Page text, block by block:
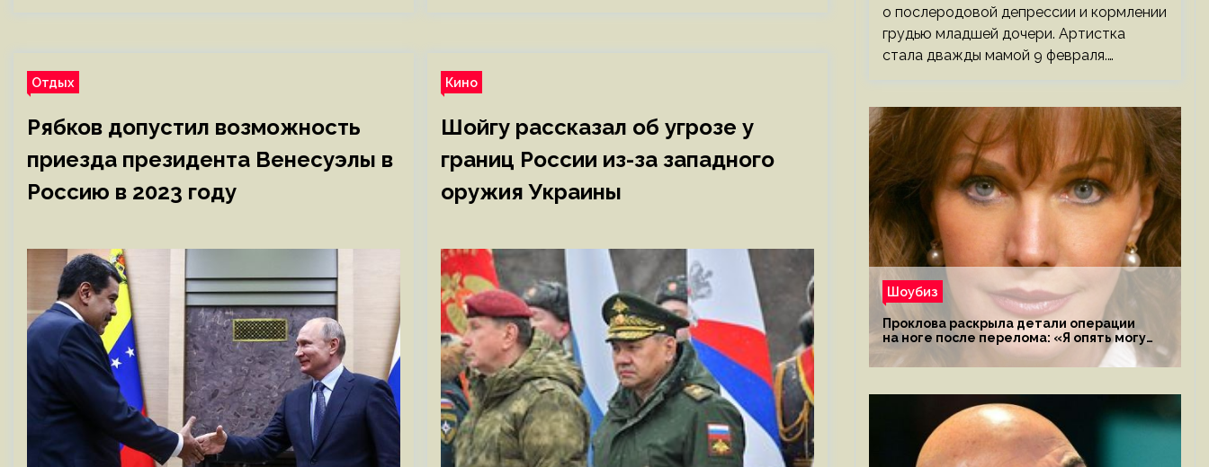
Отдых
Рябков допустил возможность
приезда президента Венесуэлы в
Россию в 2023 году
Кино
Шойгу рассказал об угрозе у
границ России из-за западного
оружия Украины
о послеродовой депрессии и кормлении
грудью младшей дочери. Артистка
стала дважды мамой 9 февраля.…
Шоубиз
Проклова раскрыла детали операции
на ноге после перелома: «Я опять могу
ходить»